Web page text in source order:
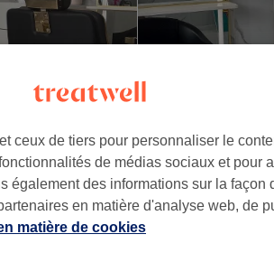
ceux de tiers pour personnaliser le
de médias sociaux et pour
également des informations sur la façon
en matière d'analyse web, de
matière de cookies